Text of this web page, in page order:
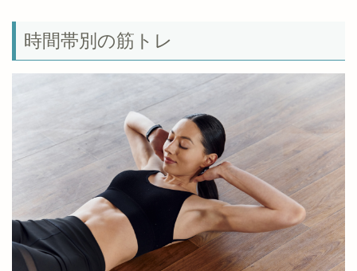
時間帯別の筋トレ